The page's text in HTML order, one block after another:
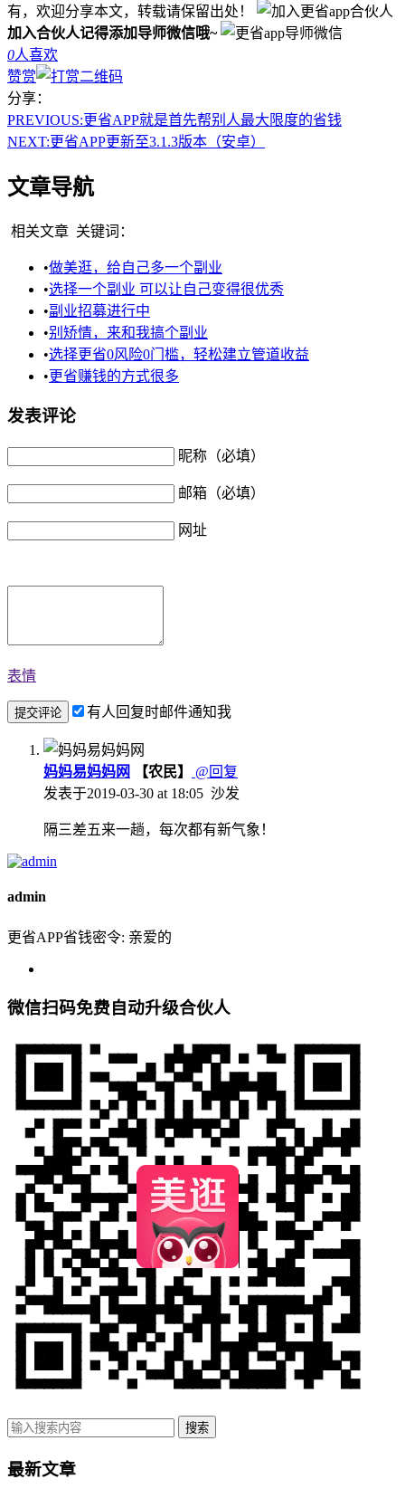
有，欢迎分享本文，转载请保留出处！
加入合伙人记得添加导师微信哦~
0人喜欢
赞赏
分享：
PREVIOUS:更省APP就是首先帮别人最大限度的省钱
NEXT:更省APP更新至3.1.3版本（安卓）
文章导航
相关文章 关键词：
•做美逛，给自己多一个副业
•选择一个副业 可以让自己变得很优秀
•副业招募进行中
•别矫情，来和我搞个副业
•选择更省0风险0门槛，轻松建立管道收益
•更省赚钱的方式很多
发表评论
昵称（必填）
邮箱（必填）
网址
表情
有人回复时邮件通知我
妈妈易妈妈网 【农民】
@回复
发表于2019-03-30 at 18:05 沙发
隔三差五来一趟，每次都有新气象！
admin
更省APP省钱密令: 亲爱的
微信扫码免费自动升级合伙人
搜索
最新文章